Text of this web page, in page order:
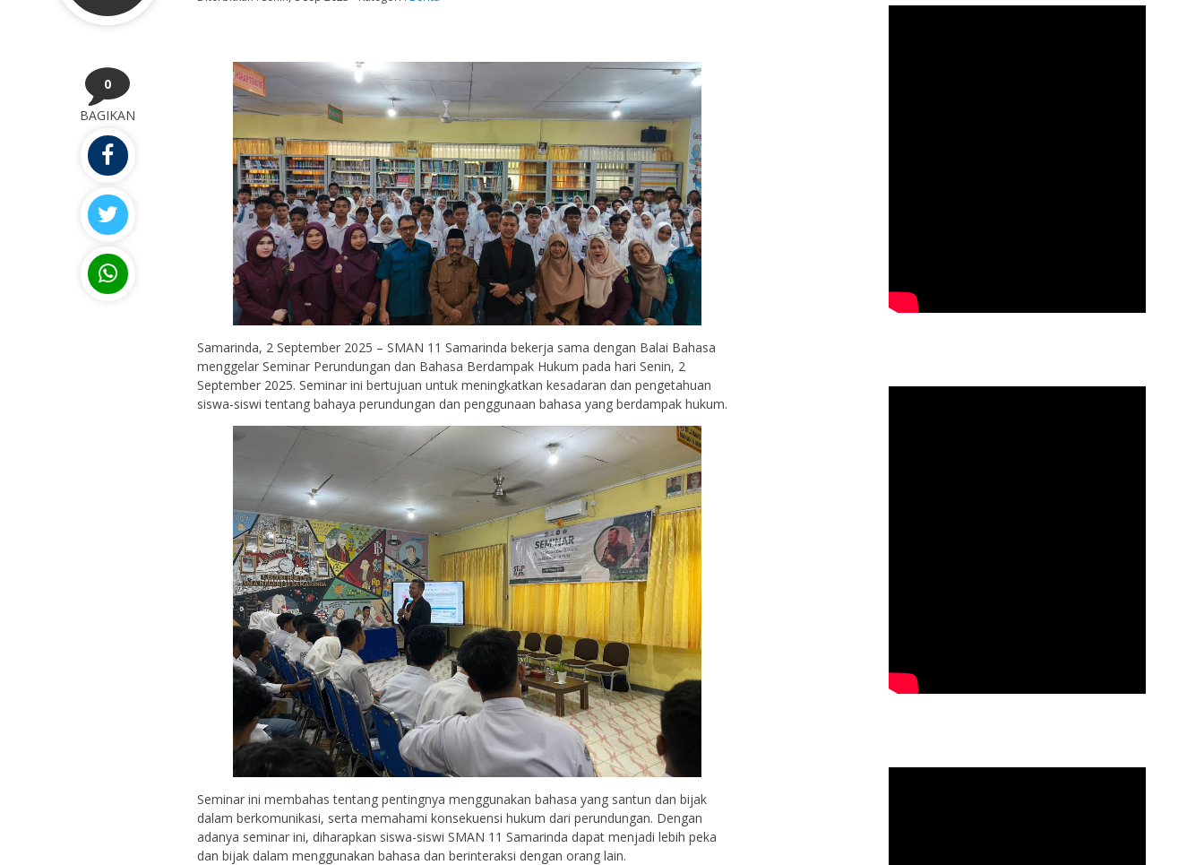
0
BAGIKAN
Samarinda, 2 September 2025 – SMAN 11 Samarinda bekerja sama dengan Balai Bahasa
menggelar Seminar Perundungan dan Bahasa Berdampak Hukum pada hari Senin, 2
September 2025. Seminar ini bertujuan untuk meningkatkan kesadaran dan pengetahuan
siswa-siswi tentang bahaya perundungan dan penggunaan bahasa yang berdampak hukum.
Seminar ini membahas tentang pentingnya menggunakan bahasa yang santun dan bijak
dalam berkomunikasi, serta memahami konsekuensi hukum dari perundungan. Dengan
adanya seminar ini, diharapkan siswa-siswi SMAN 11 Samarinda dapat menjadi lebih peka
dan bijak dalam menggunakan bahasa dan berinteraksi dengan orang lain.